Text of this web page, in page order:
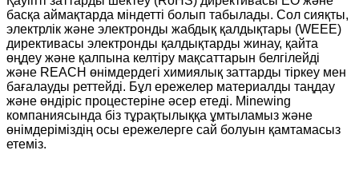
басқа аймақтарда міндетті болып табылады. Сол сияқты,
электрлік және электронды жабдық қалдықтары (WEEE)
директивасы электронды қалдықтарды жинау, қайта
өңдеу және қалпына келтіру мақсаттарын белгілейді
және REACH өнімдердегі химиялық заттарды тіркеу мен
бағалауды реттейді. Бұл ережелер материалды таңдау
және өндіріс процестеріне әсер етеді. Minewing
компаниясында біз тұрақтылыққа ұмтыламыз және
өнімдеріміздің осы ережелерге сай болуын қамтамасыз
етеміз.